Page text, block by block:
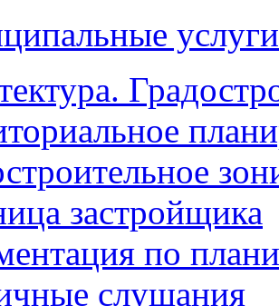
услуги
застройщика
по
слушания